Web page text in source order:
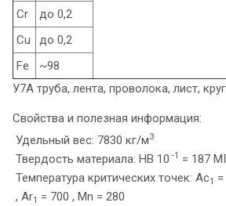
Cr
до 0,2
Cu
до 0,2
Fe
~98
У7А труба, лента, проволока, лист,
Свойства и полезная информация:
Удельный вес: 7830 кг/м3
Твердость материала: HB 10 -1
= 187
Температура критических точек: Ac1
, Ar1 = 700 , Mn = 280